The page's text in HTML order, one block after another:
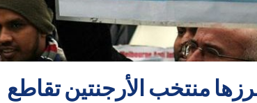
منتخب الأرجنتين تقاطع